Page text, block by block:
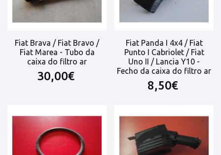
Fiat Brava / Fiat Bravo /
Fiat Marea - Tubo da
caixa do filtro ar
30,00€
Fiat Panda I 4x4 / Fiat
Punto I Cabriolet / Fiat
Uno II / Lancia Y10 -
Fecho da caixa do filtro ar
8,50€